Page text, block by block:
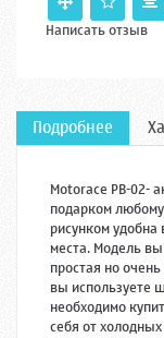
Написать отзыв
Подробнее
Motorace PB-02-
подарком
рисунком
места. Модель
простая но
вы используете
необходимо
себя от